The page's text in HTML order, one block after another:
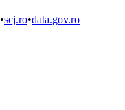
•scj.ro•data.gov.ro